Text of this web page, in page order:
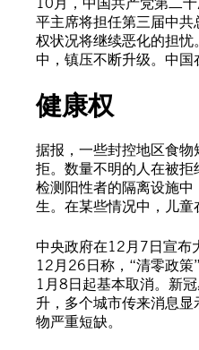
平主席将担任第三届中共
权状况将继续恶化的担
中，镇压不断升级。中国
健康权
据报，一些封控地区食
拒。数量不明的人在被
检测阳性者的隔离设施
生。在某些情况中，儿童
中央政府在12月7日宣布
12月26日称，“清零政
1月8日起基本取消。新
升，多个城市传来消息
物严重短缺。